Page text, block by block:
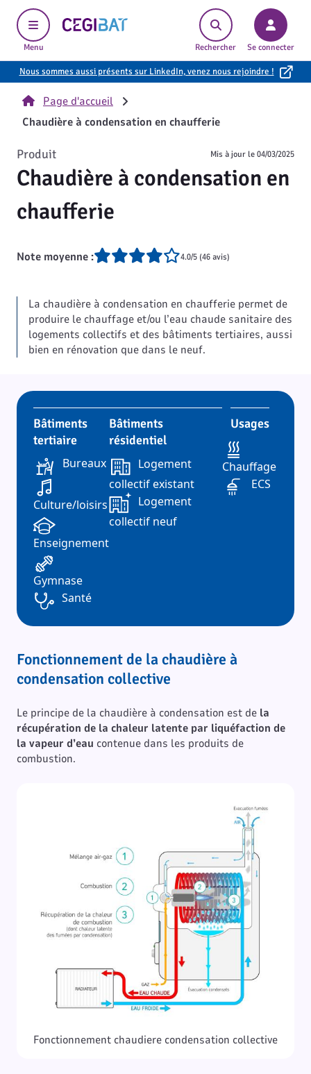
Menu
Cegibat, accueil
Rechercher Se connecter
Nous sommes aussi présents sur LinkedIn, venez nous rejoindre !
Page d'accueil
Chaudière à condensation en chaufferie
Chaudière à condensation en
chaufferie
Produit Mis à jour le04/03/2025
Note moyenne : 4.0/5 (46 avis)
La chaudière à condensation en chaufferie permet de
produire le chauffage et/ou l’eau chaude sanitaire des
logements collectifs et des bâtiments tertiaires, aussi
bien en rénovation que dans le neuf.
Bâtiments
tertiaire
Bureaux
Culture/loisirs
Enseignement
Gymnase
Santé
Bâtiments
résidentiel
Logement
collectif existant
Logement
collectif neuf
Usages
Chauffage
ECS
Fonctionnement de la chaudière à
condensation collective
Le principe de la chaudière à condensation est de la
récupération de la chaleur latente par liquéfaction de
la vapeur d’eau contenue dans les produits de
combustion.
Fonctionnement chaudiere condensation collective